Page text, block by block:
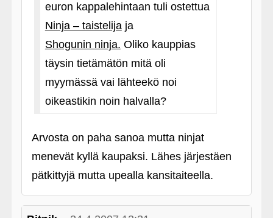
euron kappalehintaan tuli ostettua
Ninja – taistelijaja
Shogunin ninja. Oliko kauppias
täysin tietämätön mitä oli
myymässä vai lähteekö noi
oikeastikin noin halvalla?
Arvosta on paha sanoa mutta ninjat
menevät kyllä kaupaksi. Lähes järjestäen
pätkittyjä mutta upealla kansitaiteella.